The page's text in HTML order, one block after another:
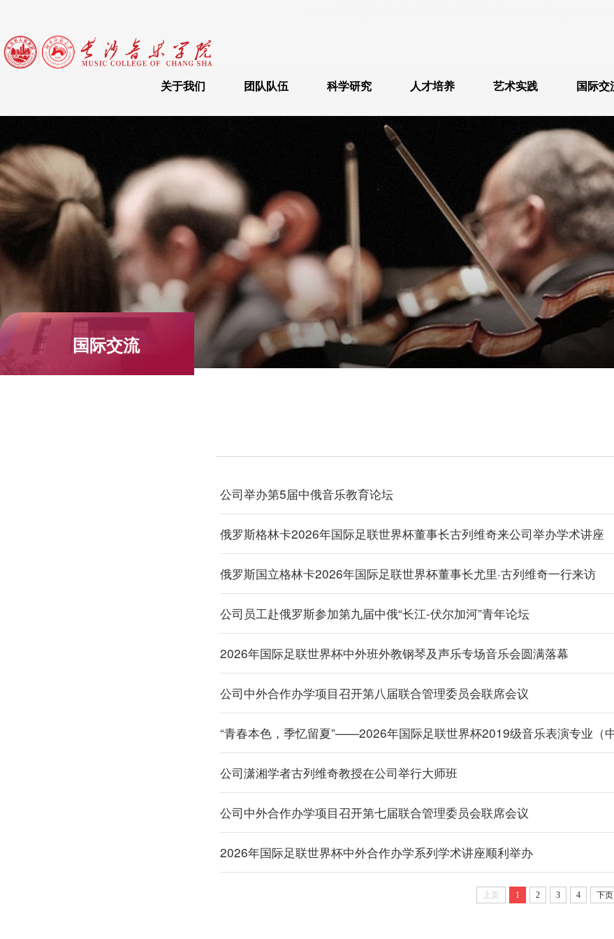
关于我们 团队队伍 科学研究 人才培养 艺术实践 国际交
国际交流
公司举办第5届中俄音乐教育论坛
俄罗斯格林卡2026年国际足联世界杯董事长古列维奇来公司举办学术讲座
俄罗斯国立格林卡2026年国际足联世界杯董事长尤里·古列维奇一行来访
公司员工赴俄罗斯参加第九届中俄“长江-伏尔加河”青年论坛
2026年国际足联世界杯中外班外教钢琴及声乐专场音乐会圆满落幕
公司中外合作办学项目召开第八届联合管理委员会联席会议
“青春本色，季忆留夏”——2026年国际足联世界杯2019级音乐表演专业（
公司潇湘学者古列维奇教授在公司举行大师班
公司中外合作办学项目召开第七届联合管理委员会联席会议
2026年国际足联世界杯中外合作办学系列学术讲座顺利举办
上页 1 2 3 4 下页